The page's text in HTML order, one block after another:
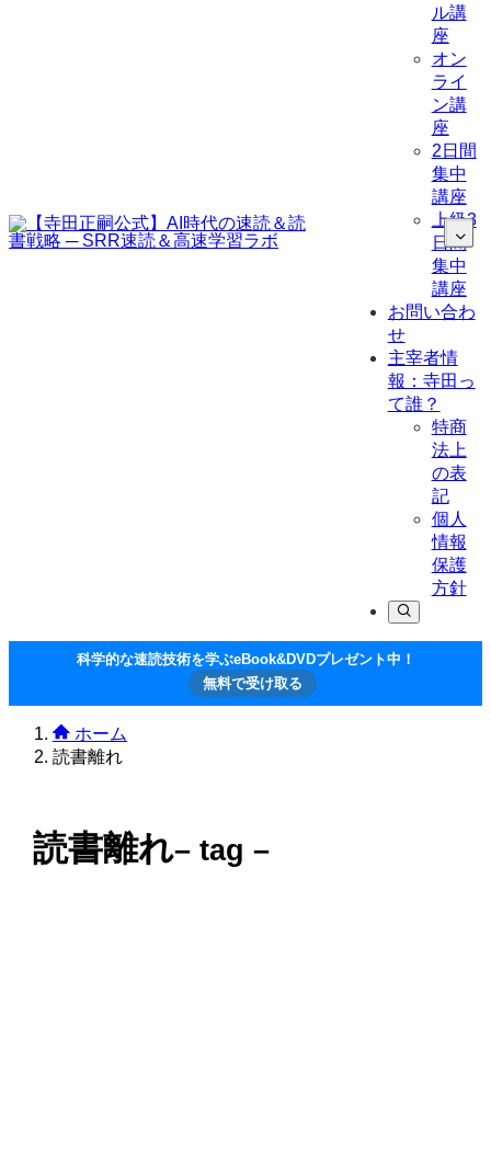
ル講
座
オン
ライ
ン講
座
2日間
集中
講座
上級3
日間
集中
講座
お問い合わ
せ
主宰者情
報：寺田っ
て誰？
特商
法上
の表
記
個人
情報
保護
方針
科学的な速読技術を学ぶeBook&DVDプレゼント中！
無料で受け取る
ホーム
読書離れ
読書離れ– tag –